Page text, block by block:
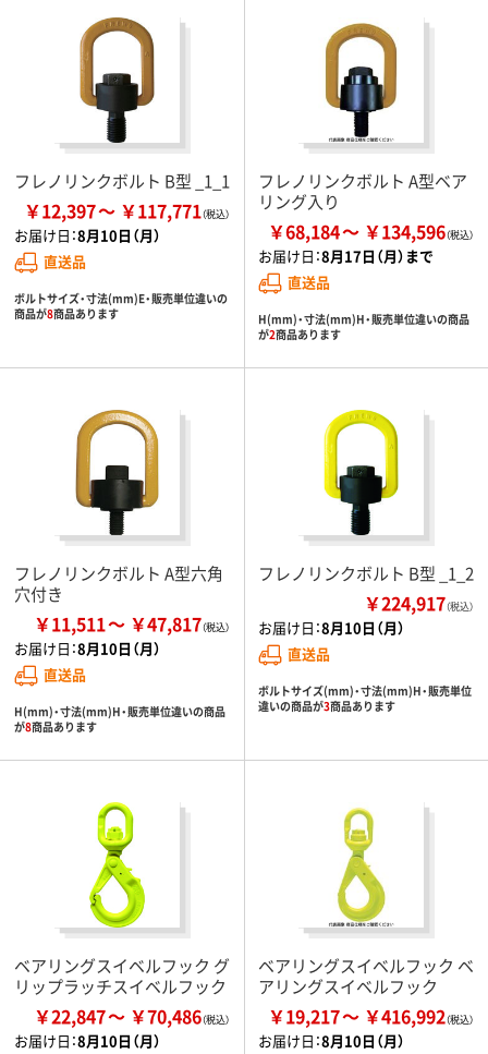
フレノリンクボルト B型 _1_1
￥12,397 ￥117,771
お届け日：8月10日（月）
直送品
ボルトサイズ・寸法(mm)E・販売単位違いの
商品が8商品あります
フレノリンクボルト A型ベア
リング入り
￥68,184 ￥134,596
お届け日：8月17日（月）まで
直送品
H(mm)・寸法(mm)H・販売単位違いの商品
が2商品あります
フレノリンクボルト A型六角
穴付き
￥11,511 ￥47,817
お届け日：8月10日（月）
直送品
H(mm)・寸法(mm)H・販売単位違いの商品
が8商品あります
フレノリンクボルト B型 _1_2
￥224,917（税込）
お届け日：8月10日（月）
直送品
ボルトサイズ(mm)・寸法(mm)H・販売単位
違いの商品が3商品あります
ベアリングスイベルフック グ
リップラッチスイベルフック
￥22,847 ￥70,486
お届け日：8月10日（月）
ベアリングスイベルフック ベ
アリングスイベルフック
￥19,217 ￥416,992
お届け日：8月10日（月）